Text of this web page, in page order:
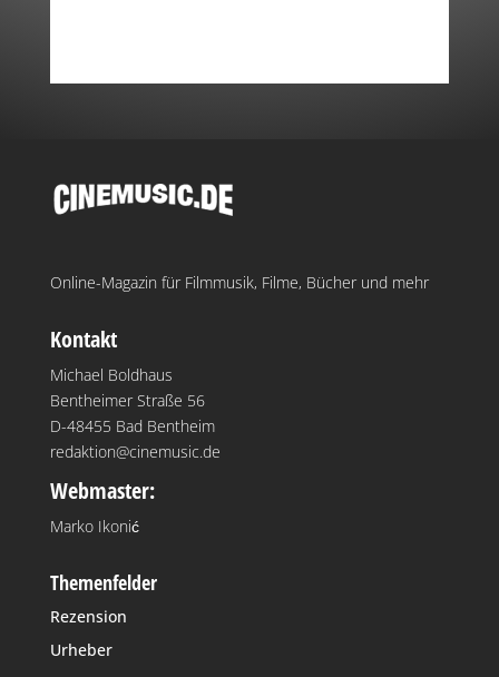
Online-Magazin für Filmmusik, Filme, Bücher und mehr
Kontakt
Michael Boldhaus
Bentheimer Straße 56
D-48455 Bad Bentheim
redaktion@cinemusic.de
Webmaster:
Marko Ikonić
Themenfelder
Rezension
Urheber